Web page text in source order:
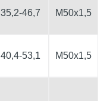
35,2-46,7 M50x1,5
40,4-53,1 М50х1,5